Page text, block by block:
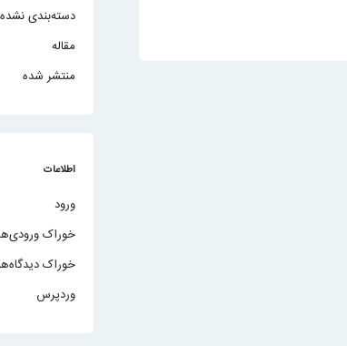
دسته‌بندی نشده
مقاله
منتشر شده
اطلاعات
ورود
خوراک
خوراک
وردپرس